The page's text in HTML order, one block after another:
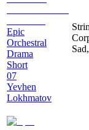
Epic
Orchestral
Drama
Short
07
Yevhen
Lokhmatov